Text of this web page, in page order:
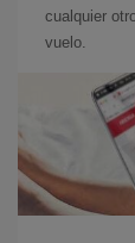
cualquier
vuelo.